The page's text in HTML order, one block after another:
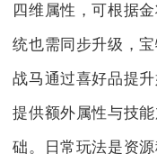
四维属性，可根据
统也需同步升级，
战马通过喜好品提
提供额外属性与技
础。日常玩法是资